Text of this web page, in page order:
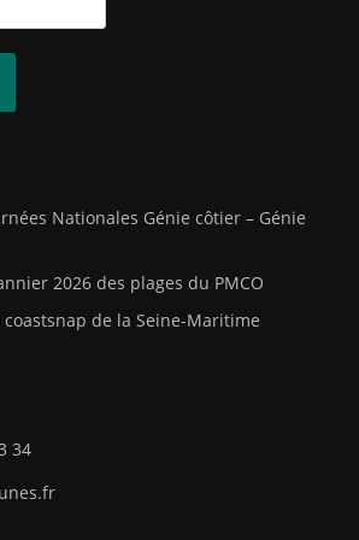
Nationales Génie côtier – Génie
2026 des plages du PMCO
de la Seine-Maritime
34